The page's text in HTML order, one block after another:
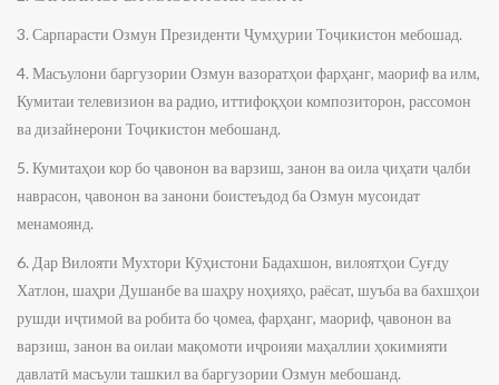
3. Сарпарасти Озмун Президенти Ҷумҳурии Тоҷикистон мебошад.
4. Масъулони баргузории Озмун вазоратҳои фарҳанг, маориф ва илм,
Кумитаи телевизион ва радио, иттифоқҳои композиторон, рассомон
ва дизайнерони Тоҷикистон мебошанд.
5. Кумитаҳои кор бо ҷавонон ва варзиш, занон ва оила ҷиҳати ҷалби
наврасон, ҷавонон ва занони боистеъдод ба Озмун мусоидат
менамоянд.
6. Дар Вилояти Мухтори Кӯҳистони Бадахшон, вилоятҳои Суғду
Хатлон, шаҳри Душанбе ва шаҳру ноҳияҳо, раёсат, шуъба ва бахшҳои
рушди иҷтимоӣ ва робита бо ҷомеа, фарҳанг, маориф, ҷавонон ва
варзиш, занон ва оилаи мақомоти иҷроияи маҳаллии ҳокимияти
давлатӣ масъули ташкил ва баргузории Озмун мебошанд.